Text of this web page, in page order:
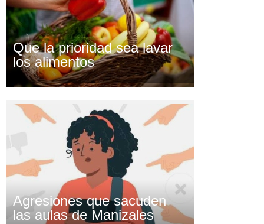
Que la prioridad sea lavar
los alimentos
Agresiones que sacuden
las aulas de Manizales